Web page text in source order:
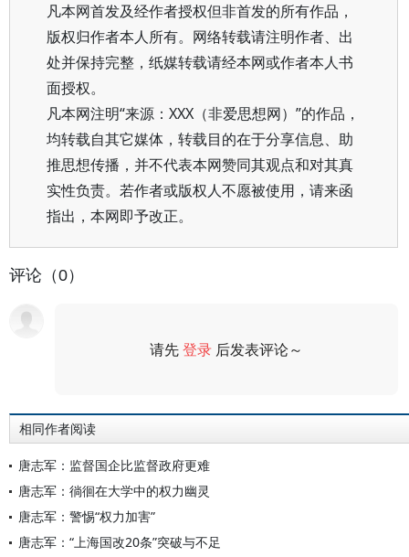
凡本网首发及经作者授权但非首发的所有作品，
版权归作者本人所有。网络转载请注明作者、出
处并保持完整，纸媒转载请经本网或作者本人书
面授权。
凡本网注明“来源：XXX（非爱思想网）”的作品，
均转载自其它媒体，转载目的在于分享信息、助
推思想传播，并不代表本网赞同其观点和对其真
实性负责。若作者或版权人不愿被使用，请来函
指出，本网即予改正。
评论（0）
请先登录 后发表评论～
相同作者阅读
唐志军：监督国企比监督政府更难
唐志军：徜徊在大学中的权力幽灵
唐志军：警惕“权力加害”
唐志军：“上海国改20条”突破与不足